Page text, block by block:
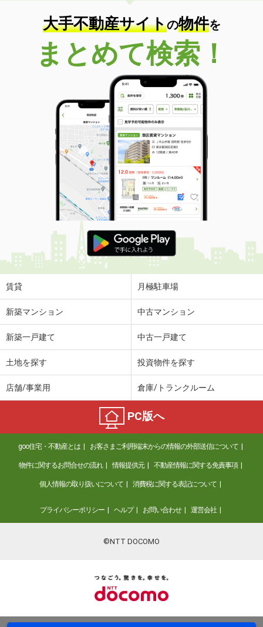
大手不動産サイトの物件を
まとめて検索！
賃貸 月極駐車場
新築マンション 中古マンション
新築一戸建て 中古一戸建て
土地を探す 投資物件を探す
店舗/事業用 倉庫/トランクルーム
PC版へ
goo住宅・不動産とは お客さまご利用端末からの情報の外部送信について
物件に関するお問合せの流れ 情報提供元 不動産情報に関する免責事項
個人情報の取り扱いについて 消費税に関する表記について
プライバシーポリシー ヘルプ お問い合わせ 運営会社
©NTT DOCOMO